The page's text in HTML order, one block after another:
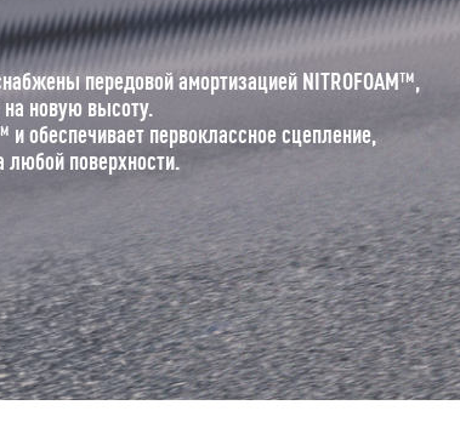
передовой амортизацией NITROFOAM™,
новую высоту.
и обеспечивает первоклассное сцепление,
любой поверхности.